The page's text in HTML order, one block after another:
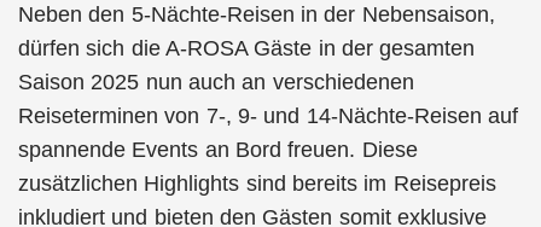
Neben den 5-Nächte-Reisen in der Nebensaison,
dürfen sich die A-ROSA Gäste in der gesamten
Saison 2025 nun auch an verschiedenen
Reiseterminen von 7-, 9- und 14-Nächte-Reisen auf
spannende Events an Bord freuen. Diese
zusätzlichen Highlights sind bereits im Reisepreis
inkludiert und bieten den Gästen somit exklusive